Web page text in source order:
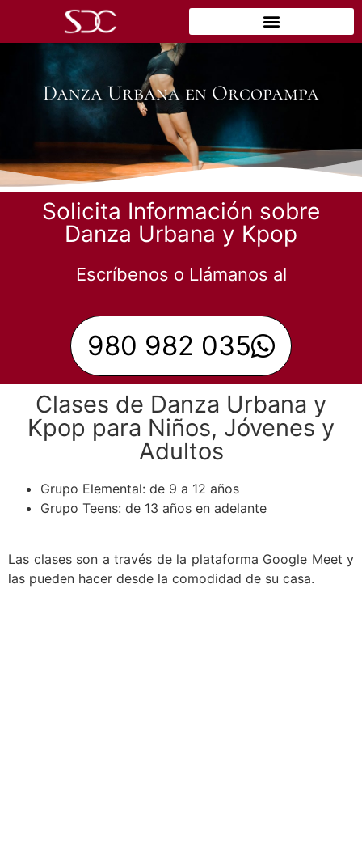
Danza Urbana en Orcopampa
Solicita Información sobre
Danza Urbana y Kpop
Escríbenos o Llámanos al
980 982 035
Clases de Danza Urbana y
Kpop para Niños, Jóvenes y
Adultos
Grupo Elemental: de 9 a 12 años
Grupo Teens: de 13 años en adelante
Las clases son a través de la plataforma Google Meet y
las pueden hacer desde la comodidad de su casa.